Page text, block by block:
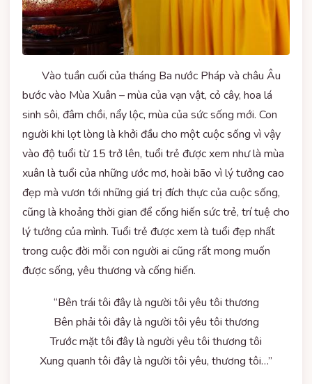
Vào tuần cuối của tháng Ba nước Pháp và châu Âu
bước vào Mùa Xuân – mùa của vạn vật, cỏ cây, hoa lá
sinh sôi, đâm chồi, nẩy lộc, mùa của sức sống mới. Con
người khi lọt lòng là khởi đầu cho một cuộc sống vì vậy
vào độ tuổi từ 15 trở lên, tuổi trẻ được xem như là mùa
xuân là tuổi của những ước mơ, hoài bão vì lý tưởng cao
đẹp mà vươn tới những giá trị đích thực của cuộc sống,
cũng là khoảng thời gian để cống hiến sức trẻ, trí tuệ cho
lý tưởng của mình. Tuổi trẻ được xem là tuổi đẹp nhất
trong cuộc đời mỗi con người ai cũng rất mong muốn
được sống, yêu thương và cống hiến.
“Bên trái tôi đây là người tôi yêu tôi thương
Bên phải tôi đây là người tôi yêu tôi thương
Trước mặt tôi đây là người yêu tôi thương tôi
Xung quanh tôi đây là người tôi yêu, thương tôi…”